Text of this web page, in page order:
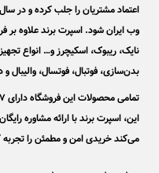
وب ایران شود. اسپرت برند علاوه
نایک، ریبوک، اسکیچرز و… انواع
بدن‌سازی، فوتبال، فوتسال، والیبال
این، اسپرت برند با ارائه مشاوره
می‌کند خریدی امن و مطمئن را تجربه